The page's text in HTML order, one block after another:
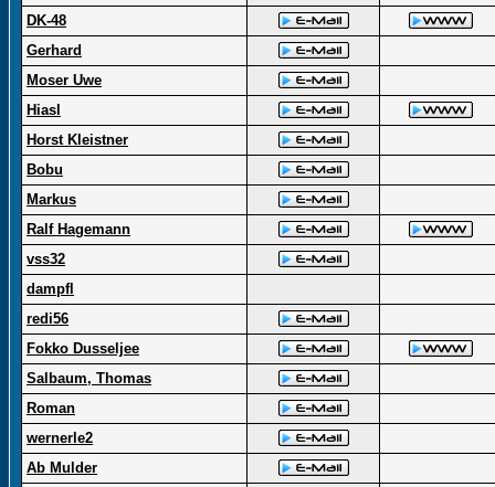
DK-48
Gerhard
Moser Uwe
Hiasl
Horst Kleistner
Bobu
Markus
Ralf Hagemann
vss32
dampfl
redi56
Fokko Dusseljee
Salbaum, Thomas
Roman
wernerle2
Ab Mulder